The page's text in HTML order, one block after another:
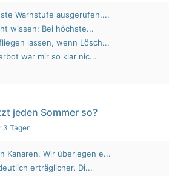
Warnstufe ausgerufen,...
wissen: Bei höchste...
lassen, wenn Lösch...
war mir so klar nic...
jeden Sommer so?
3 Tagen
Kanaren. Wir überlegen e...
erträglicher. Di...